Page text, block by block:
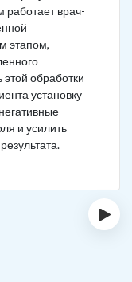
работает врач-
этапом,
этой обработки
установку
и усилить
›